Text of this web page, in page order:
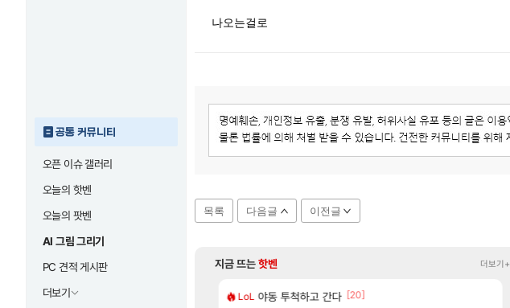
공통 커뮤니티
오픈 이슈 갤러리
오늘의 핫벤
오늘의 팟벤
AI 그림 그리기
PC 견적 게시판
더보기
나오는걸로
목록 다음글 이전글
지금 뜨는핫벤 더보기+
온거 10추 하니 올리자 LoL 야동 투척하고 간다 [20]
추암해수욕장
해외겜 메모리 3사, 2027년 생산분 완판?